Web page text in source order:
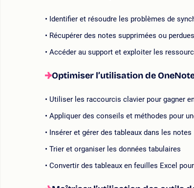
Identifier et résoudre les problèmes de
Récupérer des notes supprimées ou perdues
Accéder au support et exploiter les
Optimiser l’utilisation de
Utiliser les raccourcis clavier pour gagner
Appliquer des conseils et méthodes pour
Insérer et gérer des tableaux dans les notes
Trier et organiser les données tabulaires
Convertir des tableaux en feuilles Excel